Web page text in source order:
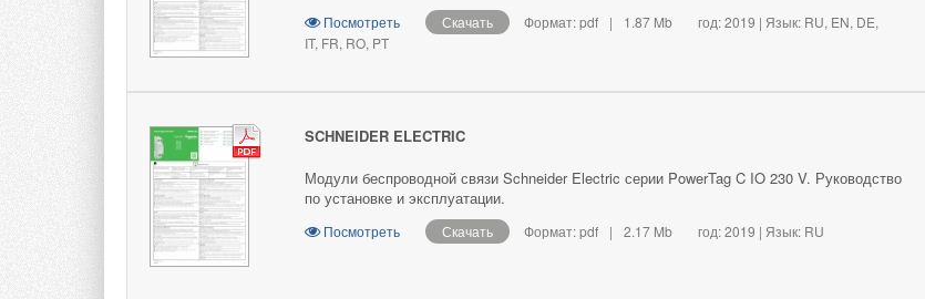
Посмотреть Скачать Формат: pdf | 1.87 Mb
год: 2019 | Язык: RU, EN, DE,
IT, FR, RO, PT
SCHNEIDER ELECTRIC
Модули беспроводной связи Schneider Electric серии PowerTag C IO 230 V. Руководство
по установке и эксплуатации.
Посмотреть Скачать Формат: pdf | 2.17 Mb год: 2019 | Язык: RU